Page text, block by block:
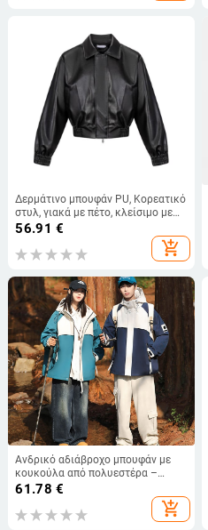
Δερμάτινο μπουφάν PU, Κορεατικό
στυλ, γιακά με πέτο, κλείσιμο με
φερμουάρ, επένδυση πολυεστέρα
56.91 €
add_shopping_cart
Ανδρικό αδιάβροχο μπουφάν με
κουκούλα από πολυεστέρα –
χαλαρή εφαρμογή για άνοιξη και
61.78 €
add_shopping_cart